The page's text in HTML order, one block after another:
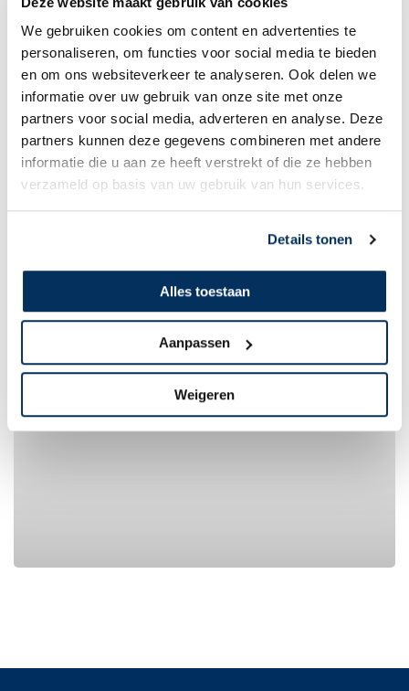
We gebruiken cookies om content en advertenties te
personaliseren, om functies voor social media te bieden
en om ons websiteverkeer te analyseren. Ook delen we
informatie over uw gebruik van onze site met onze
partners voor social media, adverteren en analyse. Deze
partners kunnen deze gegevens combineren met andere
informatie die u aan ze heeft verstrekt of die ze hebben
verzameld op basis van uw gebruik van hun services.
Details tonen
Alles toestaan
Aanpassen
Weigeren
Nodig een spreker uit
Adopteer een project